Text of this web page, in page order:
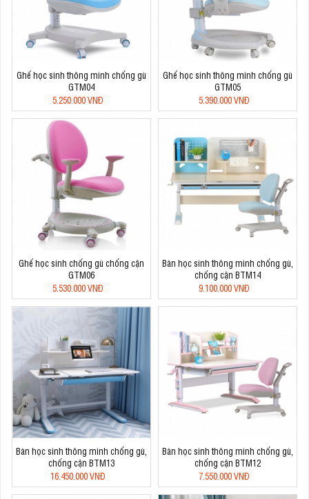
Ghế học sinh thông minh chống gù
GTM04
5.250.000 VNĐ
Ghế học sinh thông minh chống gù
GTM05
5.390.000 VNĐ
Ghế học sinh chống gù chống cận
GTM06
5.530.000 VNĐ
Bàn học sinh thông minh chống gù,
chống cận BTM14
9.100.000 VNĐ
Bàn học sinh thông minh chống gù,
chống cận BTM13
16.450.000 VNĐ
Bàn học sinh thông minh chống gù,
chống cận BTM12
7.550.000 VNĐ